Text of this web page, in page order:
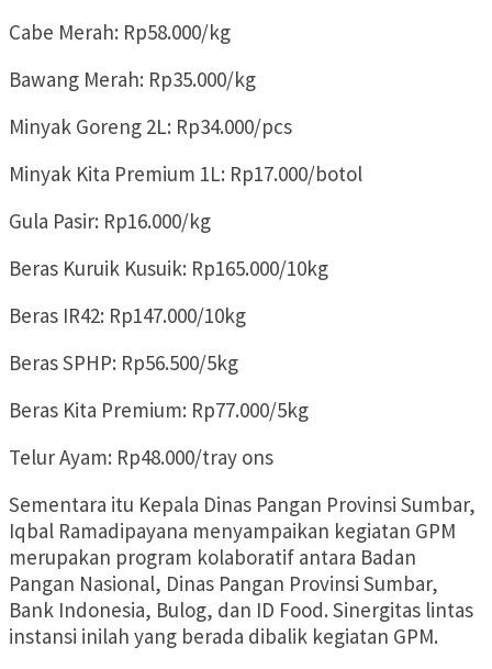
Cabe Merah: Rp58.000/kg
Bawang Merah: Rp35.000/kg
Minyak Goreng 2L: Rp34.000/pcs
Minyak Kita Premium 1L: Rp17.000/botol
Gula Pasir: Rp16.000/kg
Beras Kuruik Kusuik: Rp165.000/10kg
Beras IR42: Rp147.000/10kg
Beras SPHP: Rp56.500/5kg
Beras Kita Premium: Rp77.000/5kg
Telur Ayam: Rp48.000/tray ons
Sementara itu Kepala Dinas Pangan Provinsi Sumbar,
Iqbal Ramadipayana menyampaikan kegiatan GPM
merupakan program kolaboratif antara Badan
Pangan Nasional, Dinas Pangan Provinsi Sumbar,
Bank Indonesia, Bulog, dan ID Food. Sinergitas lintas
instansi inilah yang berada dibalik kegiatan GPM.